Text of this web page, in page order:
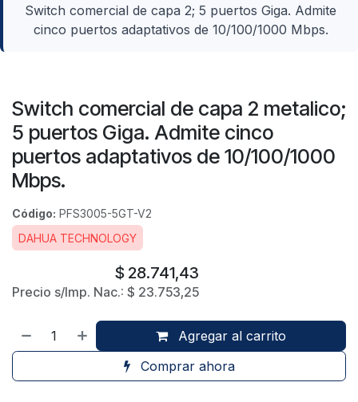
Switch comercial de capa 2; 5 puertos Giga. Admite
cinco puertos adaptativos de 10/100/1000 Mbps.
Switch comercial de capa 2 metalico;
5 puertos Giga. Admite cinco
puertos adaptativos de 10/100/1000
Mbps.
Código: PFS3005-5GT-V2
DAHUA TECHNOLOGY
$ 28.741,43
Precio s/Imp. Nac.: $ 23.753,25
Agregar al carrito
Comprar ahora